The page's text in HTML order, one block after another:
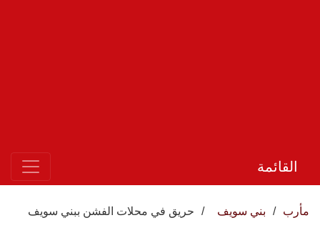
القائمة
مأرب بني سويف حريق في محلات الفشن ببني سويف